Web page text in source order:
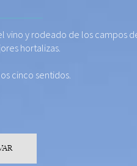
vino y rodeado de los campos
hortalizas.
cinco sentidos.